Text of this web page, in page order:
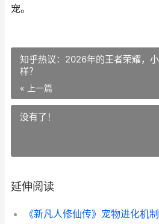
宠。
知乎热议：2026年的王者荣耀，
样？
« 上一篇
没有了！
延伸阅读
《新凡人修仙传》宠物进化机